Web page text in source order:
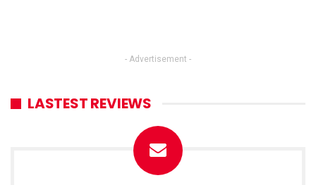
- Advertisement -
LASTEST REVIEWS